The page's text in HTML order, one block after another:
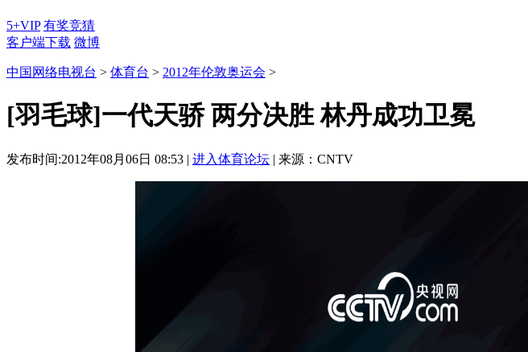
5+VIP 有奖竞猜
客户端下载 微博
中国网络电视台 > 体育台 > 2012年伦敦奥运会 >
[羽毛球]一代天骄 两分决胜 林丹成功卫冕
发布时间:2012年08月06日 08:53 | 进入体育论坛 | 来源：CNTV